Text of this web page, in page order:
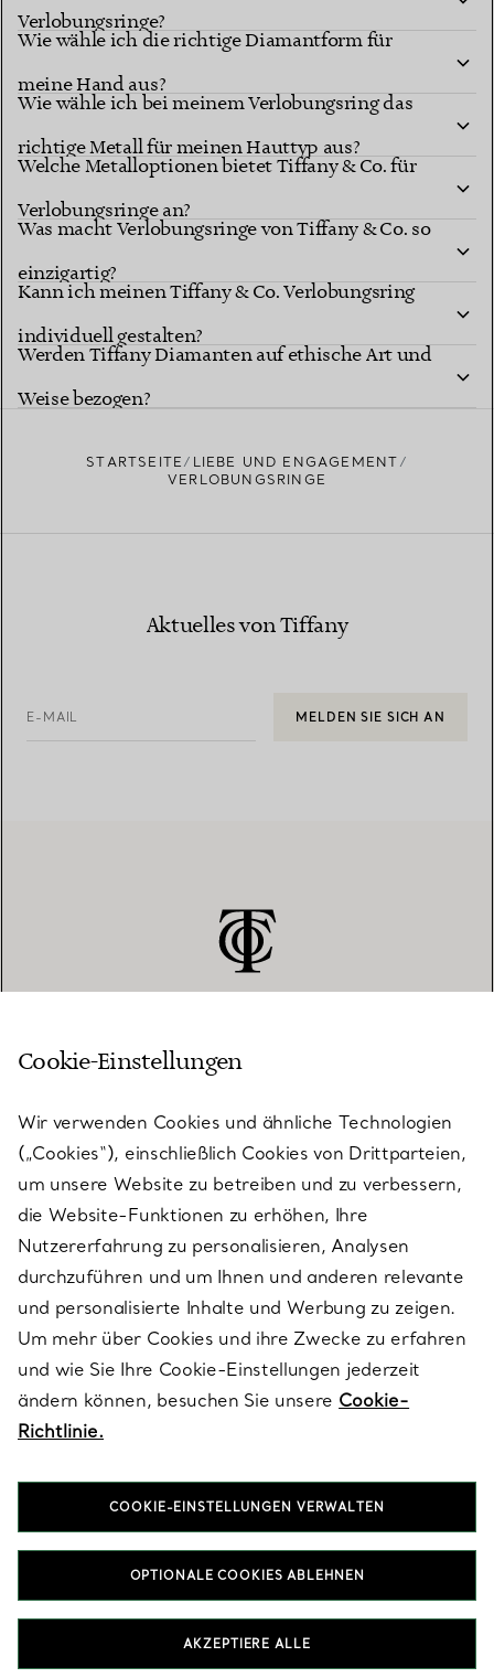
berühmten Fassungen
Verlobungsringe?
Wie wähle ich die richtige Diamantform für
meine Hand aus?
Tiffany Diamantformen
Wie wähle ich bei meinem Verlobungsring das
richtige Metall für meinen Hauttyp aus?
Welche Metalloptionen bietet Tiffany & Co. für
Verlobungsringe an?
Was macht Verlobungsringe von Tiffany & Co. so
einzigartig?
Kann ich meinen Tiffany & Co. Verlobungsring
individuell gestalten?
Tiffany Ring-Studio
Werden Tiffany Diamanten auf ethische Art und
Weise bezogen?
Erfahren Sie mehr über die Herkunft unserer Diamanten
und unsere verantwortungsvolle Beschaffung
STARTSEITE
LIEBE UND ENGAGEMENT
VERLOBUNGSRINGE
Aktuelles von Tiffany
E-MAIL MELDEN SIE SICH AN
KUNDENSERVICE
SERVICES
ÜBER TIFFANY & CO.
RECHTLICHE HINWEISE
FOLGEN SIE UNS
T&Co. 2026
Cookie-Einstellungen
Wir verwenden Cookies und ähnliche Technologien
(„Cookies“), einschließlich Cookies von Drittparteien,
um unsere Website zu betreiben und zu verbessern,
die Website-Funktionen zu erhöhen, Ihre
Nutzererfahrung zu personalisieren, Analysen
durchzuführen und um Ihnen und anderen relevante
und personalisierte Inhalte und Werbung zu zeigen.
Um mehr über Cookies und ihre Zwecke zu erfahren
und wie Sie Ihre Cookie-Einstellungen jederzeit
ändern können, besuchen Sie unsere Cookie-
Richtlinie.
COOKIE-EINSTELLUNGEN VERWALTEN
OPTIONALE COOKIES ABLEHNEN
AKZEPTIERE ALLE